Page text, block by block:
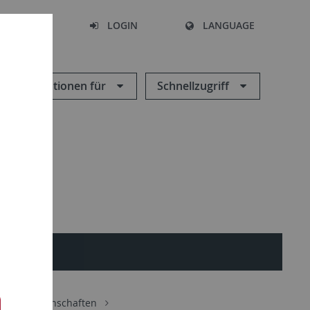
LOGIN LANGUAGE
Informationen für Schnellzugriff